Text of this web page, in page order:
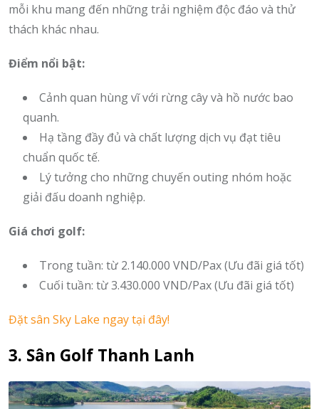
mỗi khu mang đến những trải nghiệm độc đáo và thử
thách khác nhau.
Điểm nổi bật:
Cảnh quan hùng vĩ với rừng cây và hồ nước bao
quanh.
Hạ tầng đầy đủ và chất lượng dịch vụ đạt tiêu
chuẩn quốc tế.
Lý tưởng cho những chuyến outing nhóm hoặc
giải đấu doanh nghiệp.
Giá chơi golf:
Trong tuần: từ 2.140.000 VND/Pax (Ưu đãi giá tốt)
Cuối tuần: từ 3.430.000 VND/Pax (Ưu đãi giá tốt)
Đặt sân Sky Lake ngay tại đây!
3. Sân Golf Thanh Lanh